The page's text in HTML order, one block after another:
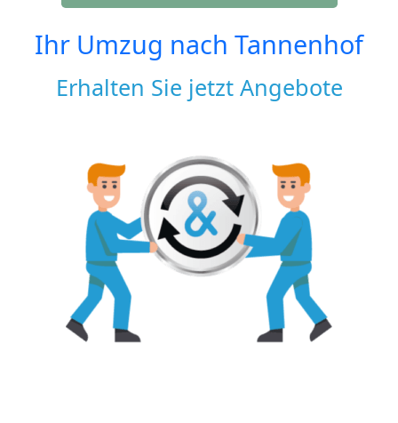
Ihr Umzug nach Tannenhof
Erhalten Sie jetzt Angebote